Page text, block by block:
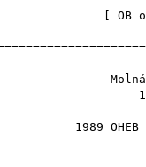
OB
1989 OHEB